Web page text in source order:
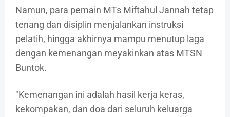
Namun, para pemain MTs Miftahul Jannah tetap
tenang dan disiplin menjalankan instruksi
pelatih, hingga akhirnya mampu menutup laga
dengan kemenangan meyakinkan atas MTSN
Buntok.
"Kemenangan ini adalah hasil kerja keras,
kekompakan, dan doa dari seluruh keluarga